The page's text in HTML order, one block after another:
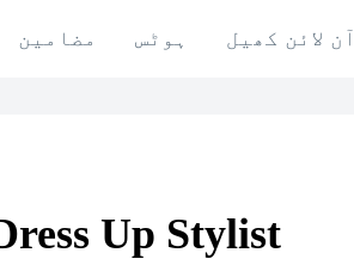
مضامین ہوٹس آن لائن کھیل
Up Stylist